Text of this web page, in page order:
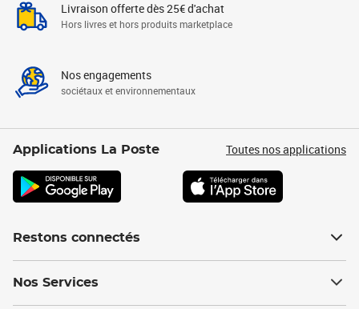
Livraison offerte dès 25€ d'achat
Hors livres et hors produits marketplace
Nos engagements
sociétaux et environnementaux
Applications La Poste Toutes nos applications
Restons connectés
Nos Services